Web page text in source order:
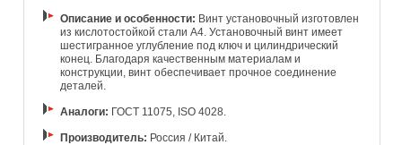
Описание и особенности: Винт установочный изготовлен
из кислотостойкой стали А4. Установочный винт имеет
шестигранное углубление под ключ и цилиндрический
конец. Благодаря качественным материалам и
конструкции, винт обеспечивает прочное соединение
деталей.
Аналоги: ГОСТ 11075, ISO 4028.
Производитель: Россия / Китай.